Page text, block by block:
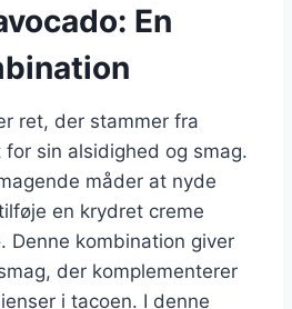
En
ret, der stammer fra
sin alsidighed og smag.
måder at nyde
en krydret creme
Denne kombination giver
der komplementerer
i tacoen. I denne